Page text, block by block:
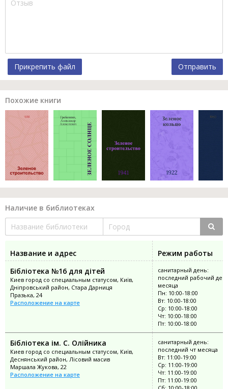
Прикрепить файл Отправить
Похожие книги
Наличие в библиотеках
Название и адрес
Режим работы
Бібліотека №16 для дітей
Киев город со специальным статусом, Київ,
Дніпровський район, Стара Дарниця
Празька, 24
Расположение на карте
санитарный день:
последний рабочий
месяца
Пн: 10:00-18:00
Вт: 10:00-18:00
Ср: 10:00-18:00
Чт: 10:00-18:00
Пт: 10:00-18:00
Бібліотека ім. С. Олійника
Киев город со специальным статусом, Київ,
Деснянський район, Лісовий масив
Маршала Жукова, 22
Расположение на карте
санитарный день:
последний чт месяца
Вт: 11:00-19:00
Ср: 11:00-19:00
Чт: 11:00-19:00
Пт: 11:00-19:00